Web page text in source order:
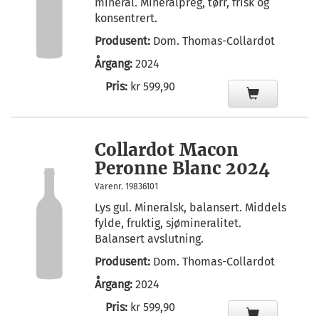
konsentrert.
Produsent: Dom. Thomas-Collardot
Årgang: 2024
Pris: kr 599,90
Collardot Macon
Peronne Blanc 2024
Varenr. 19836101
Lys gul. Mineralsk, balansert. Middels
fylde, fruktig, sjømineralitet.
Balansert avslutning.
Produsent: Dom. Thomas-Collardot
Årgang: 2024
Pris: kr 599,90